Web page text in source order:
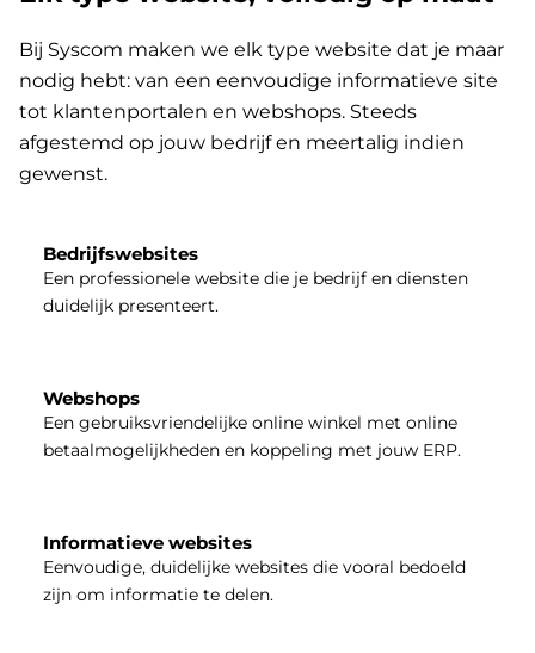
Bij Syscom maken we elk type website dat je maar
nodig hebt: van een eenvoudige informatieve site
tot klantenportalen en webshops. Steeds
afgestemd op jouw bedrijf en meertalig indien
gewenst.
Bedrijfswebsites
Een professionele website die je bedrijf en diensten
duidelijk presenteert.
Webshops
Een gebruiksvriendelijke online winkel met online
betaalmogelijkheden en koppeling met jouw ERP.
Informatieve websites
Eenvoudige, duidelijke websites die vooral bedoeld
zijn om informatie te delen.